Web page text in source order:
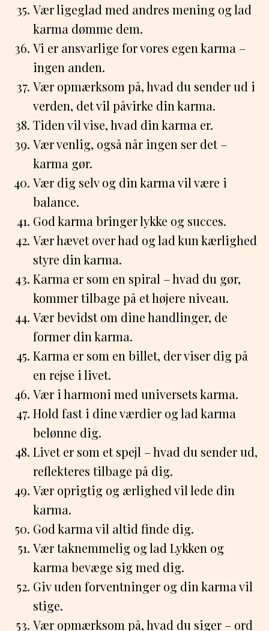
Vær ligeglad med andres mening og lad
karma dømme dem.
Vi er ansvarlige for vores egen karma –
ingen anden.
Vær opmærksom på, hvad du sender ud i
verden, det vil påvirke din karma.
Tiden vil vise, hvad din karma er.
Vær venlig, også når ingen ser det –
karma gør.
Vær dig selv og din karma vil være i
balance.
God karma bringer lykke og succes.
Vær hævet over had og lad kun kærlighed
styre din karma.
Karma er som en spiral – hvad du gør,
kommer tilbage på et højere niveau.
Vær bevidst om dine handlinger, de
former din karma.
Karma er som en billet, der viser dig på
en rejse i livet.
Vær i harmoni med universets karma.
Hold fast i dine værdier og lad karma
belønne dig.
Livet er som et spejl – hvad du sender ud,
reflekteres tilbage på dig.
Vær oprigtig og ærlighed vil lede din
karma.
God karma vil altid finde dig.
Vær taknemmelig og lad Lykken og
karma bevæge sig med dig.
Giv uden forventninger og din karma vil
stige.
Vær opmærksom på, hvad du siger – ord